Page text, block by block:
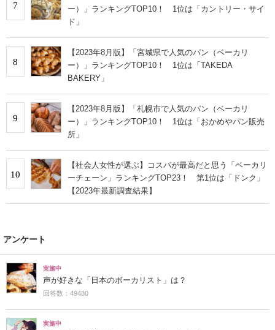
7
ー）」ランキングTOP10！ 1位は「カントリー・サイ
ド」
8
【2023年8月版】「宮城県で人気のパン（ベーカリ
ー）」ランキングTOP10！ 1位は「TAKEDA
BAKERY」
9
【2023年8月版】「札幌市で人気のパン（ベーカリ
ー）」ランキングTOP10！ 1位は「おかめやパン販売
所」
10
【社会人女性が選ぶ】コスパが最高だと思う「ベーカリ
ーチェーン」ランキングTOP23！ 第1位は「ドンク」
【2023年最新調査結果】
アンケート
実施中
声が好きな「日本のボーカリスト」は？
回答数：49480
実施中